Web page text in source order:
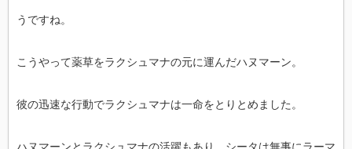
うですね。
こうやって薬草をラクシュマナの元に運んだハヌマーン。
彼の迅速な行動でラクシュマナは一命をとりとめました。